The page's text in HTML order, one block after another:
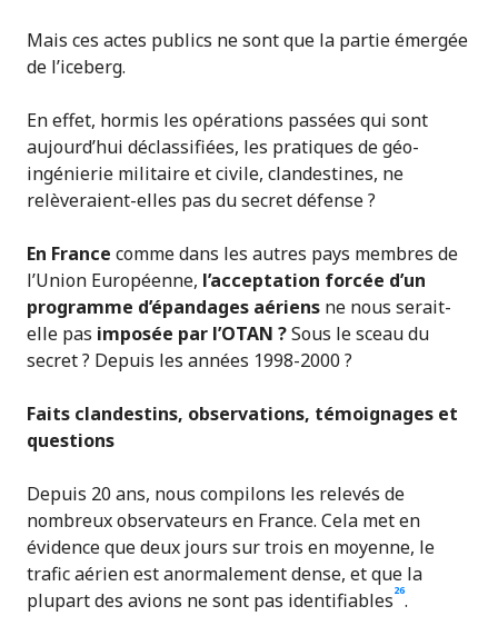
Mais ces actes publics ne sont que la partie émergée
de l’iceberg.
En effet, hormis les opérations passées qui sont
aujourd’hui déclassifiées, les pratiques de géo-
ingénierie militaire et civile, clandestines, ne
relèveraient-elles pas du secret défense ?
En France comme dans les autres pays membres de
l’Union Européenne, l’acceptation forcée d’un
programme d’épandages aériens ne nous serait-
elle pas imposée par l’OTAN ?Sous le sceau du
secret ? Depuis les années 1998-2000 ?
Faits clandestins, observations, témoignages et
questions
Depuis 20 ans, nous compilons les relevés de
nombreux observateurs en France. Cela met en
évidence que deux jours sur trois en moyenne, le
trafic aérien est anormalement dense, et que la
plupart des avions ne sont pas identifiables26.